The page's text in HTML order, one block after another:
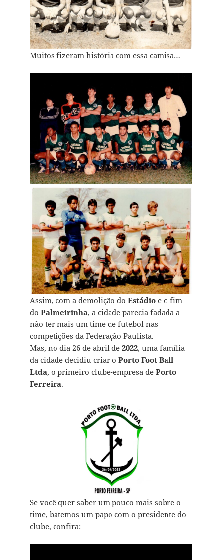
Muitos fizeram história com essa camisa…
Assim, com a demolição do Estádioe o fim
do Palmeirinha, a cidade parecia fadada a
não ter mais um time de futebol nas
competições da Federação Paulista.
Mas, no dia 26 de abril de 2022, uma família
da cidade decidiu criar o Porto Foot Ball
Ltda, o primeiro clube-empresa de Porto
Ferreira.
Se você quer saber um pouco mais sobre o
time, batemos um papo com o presidente do
clube, confira: